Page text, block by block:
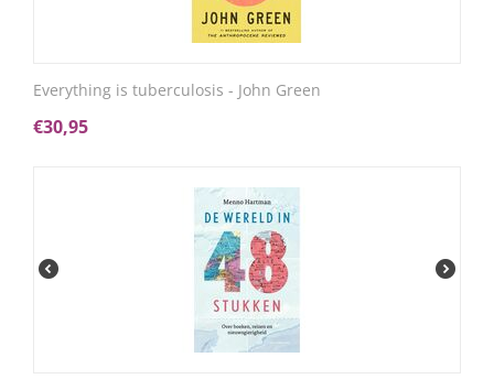
Everything is tuberculosis - John Green
€30,95